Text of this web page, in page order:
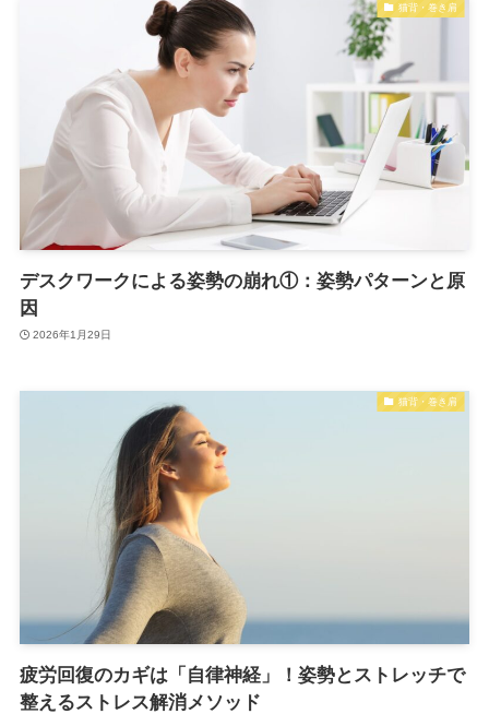
猫背・巻き肩
デスクワークによる姿勢の崩れ①：姿勢パターンと原
因
2026年1月29日
猫背・巻き肩
疲労回復のカギは「自律神経」！姿勢とストレッチで
整えるストレス解消メソッド